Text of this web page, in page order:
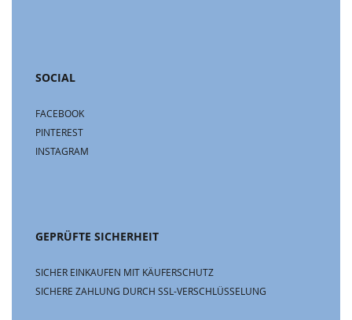
SOCIAL
FACEBOOK
PINTEREST
INSTAGRAM
GEPRÜFTE SICHERHEIT
SICHER EINKAUFEN MIT KÄUFERSCHUTZ
SICHERE ZAHLUNG DURCH SSL-VERSCHLÜSSELUNG